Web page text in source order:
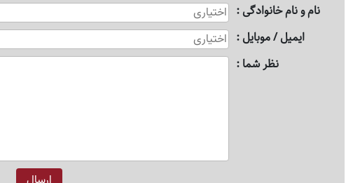
نام و نام خانوادگی
ایمیل / موبایل
نظر شما